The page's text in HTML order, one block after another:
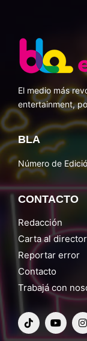
El medio más
entertainment,
BLA
Número de
CONTACTO
Redacción
Carta al director
Reportar error
Contacto
Trabajá con